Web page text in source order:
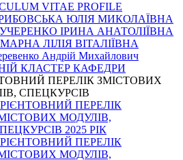
VITAE PROFILE
ЮЛІЯ МИКОЛАЇВНА
ІРИНА АНАТОЛІЇВНА
ЛІЛІЯ ВІТАЛІЇВНА
Андрій Михайлович
КЛАСТЕР КАФЕДРИ
ПЕРЕЛІК ЗМІСТОВИХ
СПЕЦКУРСІВ
ПЕРЕЛІК
МОДУЛІВ,
2025 РІК
ПЕРЕЛІК
МОДУЛІВ,